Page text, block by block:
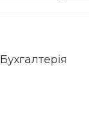
Бухгалтерія